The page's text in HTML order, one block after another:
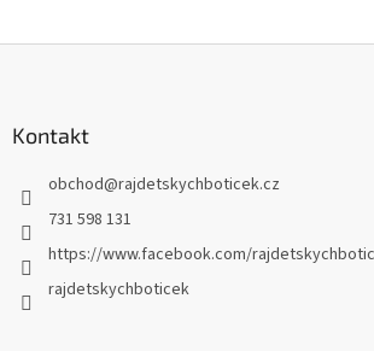
Kontakt
obchod@rajdetskychboticek.cz
731 598 131
https://www.facebook.com/
rajdetskychboticek